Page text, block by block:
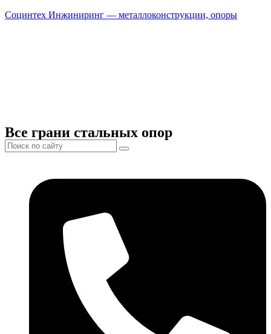
Социнтех Инжиниринг — металлоконструкции, опоры
Все грани стальных опор